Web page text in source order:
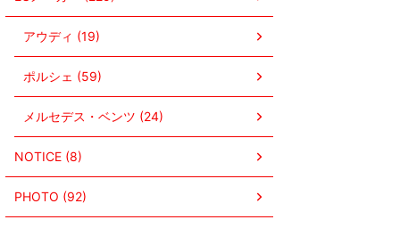
アウディ (19)
ポルシェ (59)
メルセデス・ベンツ (24)
NOTICE (8)
PHOTO (92)